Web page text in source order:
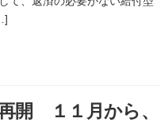
開 １１月から、